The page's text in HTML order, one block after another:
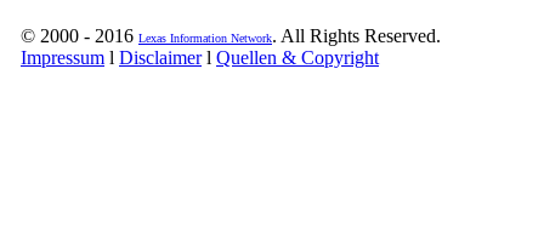
© 2000 - 2016 Lexas Information Network. All Rights Reserved.
Impressum l Disclaimerl Quellen & Copyright